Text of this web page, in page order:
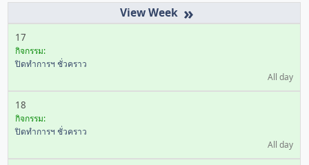
»
17
กิจกรรม:
ปิดทำการฯ ชั่วคราว
All day
18
กิจกรรม:
ปิดทำการฯ ชั่วคราว
All day